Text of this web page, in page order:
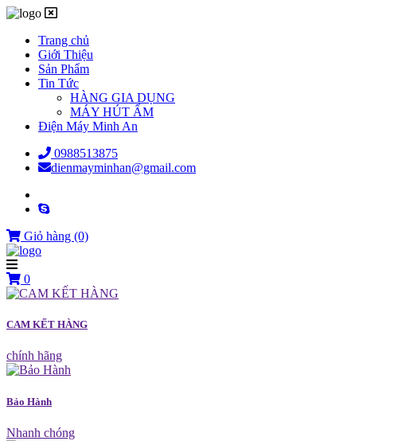
Trang chủ
Giới Thiệu
Sản Phẩm
Tin Tức
HÀNG GIA DỤNG
MÁY HÚT ẨM
Điện Máy Minh An
0988513875
dienmayminhan@gmail.com
Giỏ hàng (0)
0
CAM KẾT HÀNG
chính hãng
Bảo Hành
Nhanh chóng